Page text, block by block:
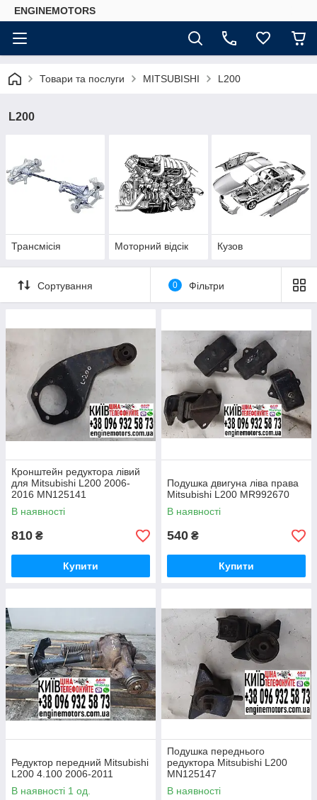
ENGINEMOTORS
Товари та послуги MITSUBISHI L200
L200
Трансмісія Моторний відсік Кузов
Сортування 0 Фільтри
Кронштейн редуктора лівий
для Mitsubishi L200 2006-
2016 MN125141
В наявності
810 ₴
Купити
Подушка двигуна ліва права
Mitsubishi L200 MR992670
В наявності
540 ₴
Купити
Редуктор передний Mitsubishi
L200 4.100 2006-2011
В наявності 1 од.
Подушка переднього
редуктора Mitsubishi L200
MN125147
В наявності